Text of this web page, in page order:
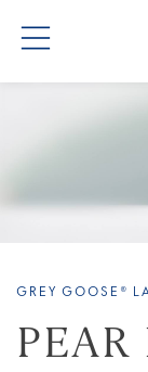
TOUS LES
GREY GOOSE®
PEAR